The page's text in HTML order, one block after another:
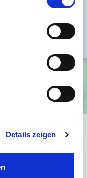
Details zeigen
Etagenheizung
Google
privacy